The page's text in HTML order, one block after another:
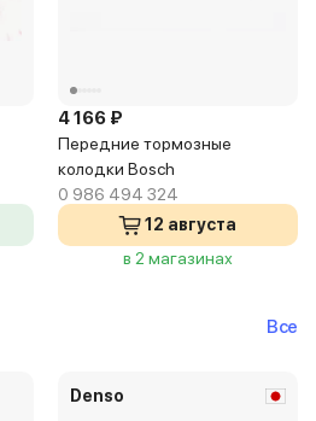
4 166 ₽
Передние тормозные
колодки Bosch
0 986 494 324
12 августа
в 2 магазинах
Все
Denso